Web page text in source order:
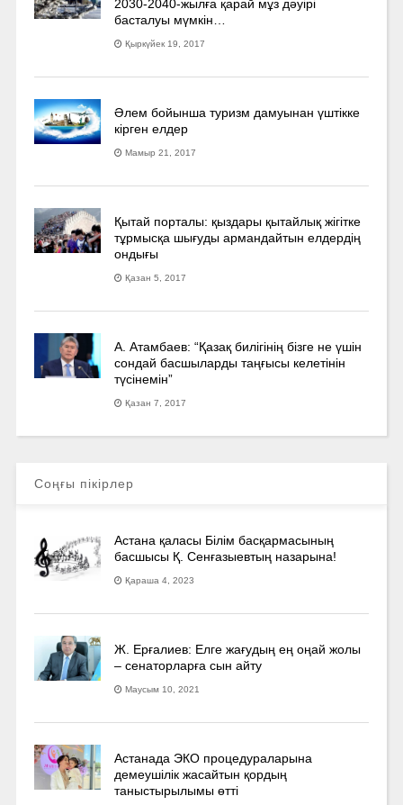
2030-2040­-жылға қарай мұз дәуірі
басталуы мүмкін…
Қыркүйек 19, 2017
Әлем бойынша туризм дамуынан үштікке
кірген елдер
Мамыр 21, 2017
Қытай порталы: қыздары қытайлық жігітке
тұрмысқа шығуды армандайтын елдердің
ондығы
Қазан 5, 2017
А. Атамбаев: “Қазақ билігінің бізге не үшін
сондай басшыларды таңғысы келетінін
түсінемін”
Қазан 7, 2017
Соңғы пікірлер
Астана қаласы Білім басқармасының
басшысы Қ. Сенғазыевтың назарына!
Қараша 4, 2023
Ж. Ерғалиев: Елге жағудың ең оңай жолы
– сенаторларға сын айту
Маусым 10, 2021
Астанада ЭКО процедураларына
демеушілік жасайтын қордың
таныстырылымы өтті